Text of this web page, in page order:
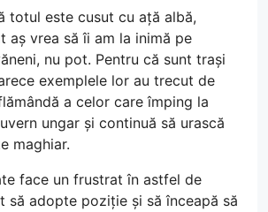
totul este cusut cu ață albă,
aș vrea să îi am la inimă pe
nu pot. Pentru că sunt trași
exemplele lor au trecut de
a celor care împing la
ungar și continuă să urască
maghiar.
face un frustrat în astfel de
să adopte poziție și să înceapă să